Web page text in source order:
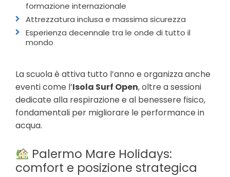
formazione internazionale
Attrezzatura inclusa e massima sicurezza
Esperienza decennale tra le onde di tutto il
mondo
La scuola è attiva tutto l’anno e organizza anche
eventi come l’Isola Surf Open, oltre a sessioni
dedicate alla respirazione e al benessere fisico,
fondamentali per migliorare le performance in
acqua.
Palermo Mare Holidays:
comfort e posizione strategica